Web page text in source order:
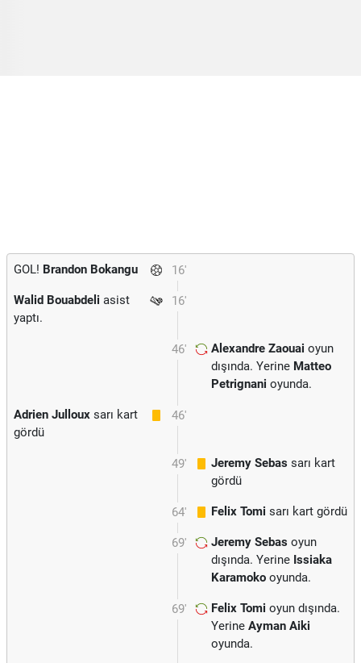
16'
GOL! Brandon Bokangu
16'
Walid Bouabdeli asist
yaptı.
46' Alexandre Zaouai oyun
dışında. Yerine Matteo
Petrignani oyunda.
46'
Adrien Julloux sarı kart
gördü
49' Jeremy Sebas sarı kart
gördü
64' Felix Tomi sarı kart gördü
69' Jeremy Sebas oyun
dışında. Yerine Issiaka
Karamoko oyunda.
69' Felix Tomi oyun dışında.
Yerine Ayman Aiki
oyunda.